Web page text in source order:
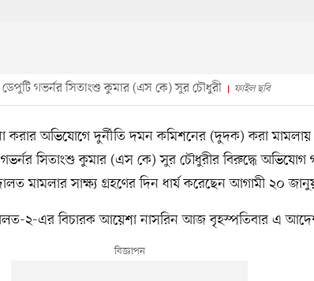
ডেপুটি গভর্নর সিতাংশু কুমার (এস কে) সুর চৌধুরী ফাইল ছবি
করার অভিযোগে দুর্নীতি দমন কমিশনের (দুদক) করা মামলায়
গভর্নর সিতাংশু কুমার (এস কে) সুর চৌধুরীর বিরুদ্ধে অভিযোগ
মামলার সাক্ষ্য গ্রহণের দিন ধার্য করেছেন আগামী ২০
২-এর বিচারক আয়েশা নাসরিন আজ বৃহস্পতিবার এ